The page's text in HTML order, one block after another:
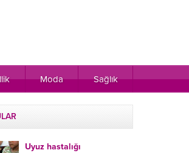
Moda Sağlık
Uyuz hastalığı